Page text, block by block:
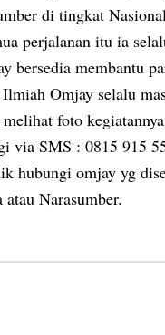
di tingkat
perjalanan itu ia
bersedia membantu
Omjay selalu
foto
via SMS : 0815 915
hubungi omjay yg
Narasumber.